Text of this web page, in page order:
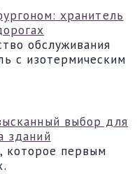
хранитель
обслуживания
с изотермическим
выбор для
зданий
которое первым